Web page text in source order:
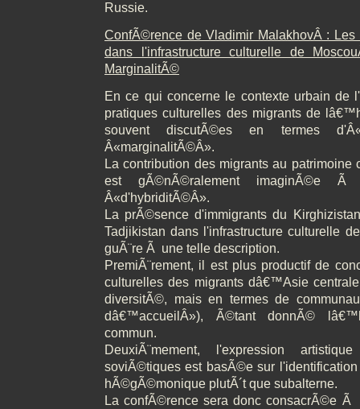
Russie.
ConfÃ©rence de Vladimir MalakhovÂ : Les
dans l'infrastructure culturelle de
MarginalitÃ©
En ce qui concerne le contexte urbain de
pratiques culturelles des migrants de
souvent discutÃ©es en termes
Â«marginalitÃ©Â».
La contribution des migrants au patrimoine
est gÃ©nÃ©ralement imaginÃ©e
Â«d'hybriditÃ©Â».
La prÃ©sence d'immigrants du
Tadjikistan dans l'infrastructure culturelle
guÃ¨re Ã une telle description.
PremiÃ¨rement, il est plus productif de
culturelles des migrants dâ€™Asie
diversitÃ©, mais en termes de
dâ€™accueilÂ»), Ã©tant donnÃ©
commun.
DeuxiÃ¨mement, l'expression
soviÃ©tiques est basÃ©e sur
hÃ©gÃ©monique plutÃ´t que subalterne.
La confÃ©rence sera donc consacrÃ©e Ã